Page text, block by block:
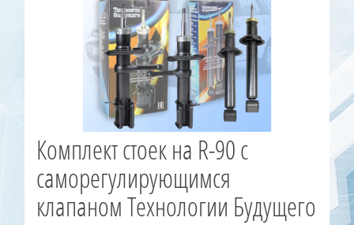
Комплект стоек на R-90 с
саморегулирующимся
клапаном Технологии Будущего